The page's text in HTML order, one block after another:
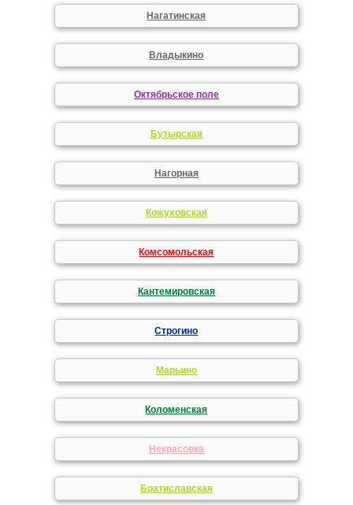
Нагатинская
Владыкино
Октябрьское поле
Бутырская
Нагорная
Кожуховская
Комсомольская
Кантемировская
Строгино
Марьино
Коломенская
Некрасовка
Братиславская